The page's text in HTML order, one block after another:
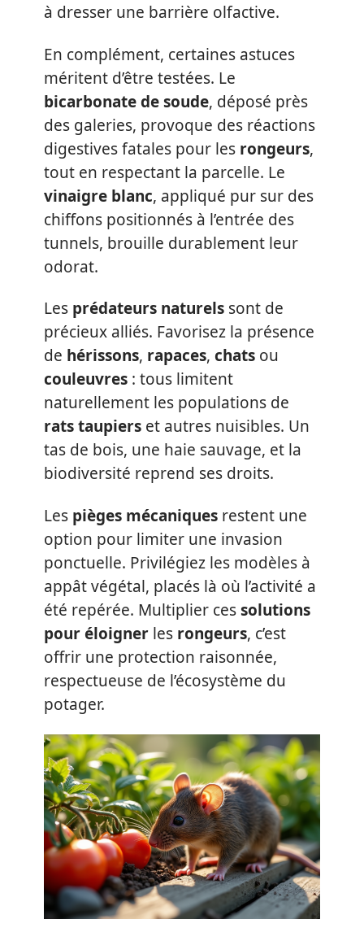
à dresser une barrière olfactive.
En complément, certaines astuces
méritent d’être testées. Le
bicarbonate de soude, déposé près
des galeries, provoque des réactions
digestives fatales pour les rongeurs,
tout en respectant la parcelle. Le
vinaigre blanc, appliqué pur sur des
chiffons positionnés à l’entrée des
tunnels, brouille durablement leur
odorat.
Les prédateurs naturels sont de
précieux alliés. Favorisez la présence
de hérissons, rapaces, chats ou
couleuvres : tous limitent
naturellement les populations de
rats taupiers et autres nuisibles. Un
tas de bois, une haie sauvage, et la
biodiversité reprend ses droits.
Les pièges mécaniques restent une
option pour limiter une invasion
ponctuelle. Privilégiez les modèles à
appât végétal, placés là où l’activité a
été repérée. Multiplier cessolutions
pour éloigner les rongeurs, c’est
offrir une protection raisonnée,
respectueuse de l’écosystème du
potager.